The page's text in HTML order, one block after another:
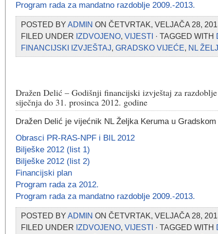
Program rada za mandatno razdoblje 2009.-2013.
POSTED BY ADMIN ON ČETVRTAK, VELJAČA 28,
FILED UNDER IZDVOJENO, VIJESTI · TAGGED WITH
FINANCIJSKI IZVJEŠTAJ, GRADSKO VIJEĆE, NL
Dražen Delić – Godišnji financijski izvještaj za
siječnja do 31. prosinca 2012. godine
Dražen Delić je vijećnik NL Željka Keruma u
Obrasci PR-RAS-NPF i BIL 2012
Bilješke 2012 (list 1)
Bilješke 2012 (list 2)
Financijski plan
Program rada za 2012.
Program rada za mandatno razdoblje 2009.-2013.
POSTED BY ADMIN ON ČETVRTAK, VELJAČA 28,
FILED UNDER IZDVOJENO, VIJESTI · TAGGED WITH